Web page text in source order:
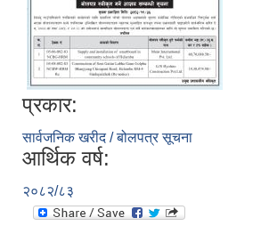
प्रकार:
सार्वजनिक खरीद / बोलपत्र सूचना
आर्थिक वर्ष:
२०८२/८३